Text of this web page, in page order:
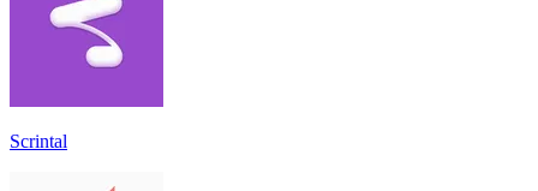
Scrintal